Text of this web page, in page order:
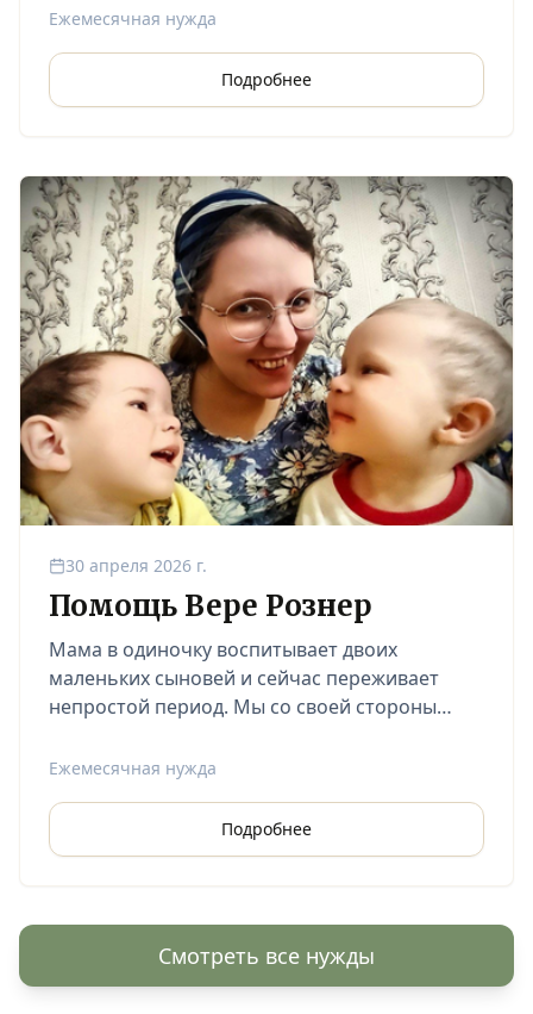
постоянного внимания и дополнительных
Ежемесячная нужда
Подробнее
30 апреля 2026 г.
Помощь Вере Рознер
Мама в одиночку воспитывает двоих
маленьких сыновей и сейчас переживает
непростой период. Мы со своей стороны
жилья.
Ежемесячная нужда
Подробнее
Смотреть все нужды